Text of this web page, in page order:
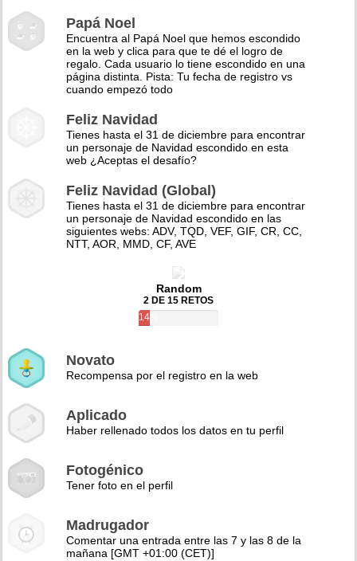
Papá Noel
Encuentra al Papá Noel que hemos escondido
en la web y clica para que te dé el logro de
regalo. Cada usuario lo tiene escondido en una
página distinta. Pista: Tu fecha de registro vs
cuando empezó todo
Feliz Navidad
Tienes hasta el 31 de diciembre para encontrar
un personaje de Navidad escondido en esta
web ¿Aceptas el desafío?
Feliz Navidad (Global)
Tienes hasta el 31 de diciembre para encontrar
un personaje de Navidad escondido en las
siguientes webs: ADV, TQD, VEF, GIF, CR, CC,
NTT, AOR, MMD, CF, AVE
Random
2 DE 15 RETOS
14%
Novato
Recompensa por el registro en la web
Aplicado
Haber rellenado todos los datos en tu perfil
Fotogénico
Tener foto en el perfil
Madrugador
Comentar una entrada entre las 7 y las 8 de la
mañana [GMT +01:00 (CET)]